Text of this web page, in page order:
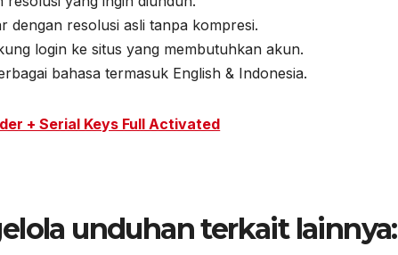
dengan resolusi asli tanpa kompresi.
login ke situs yang membutuhkan akun.
bahasa termasuk English & Indonesia.
+ Serial Keys Full Activated
unduhan terkait lainnya: